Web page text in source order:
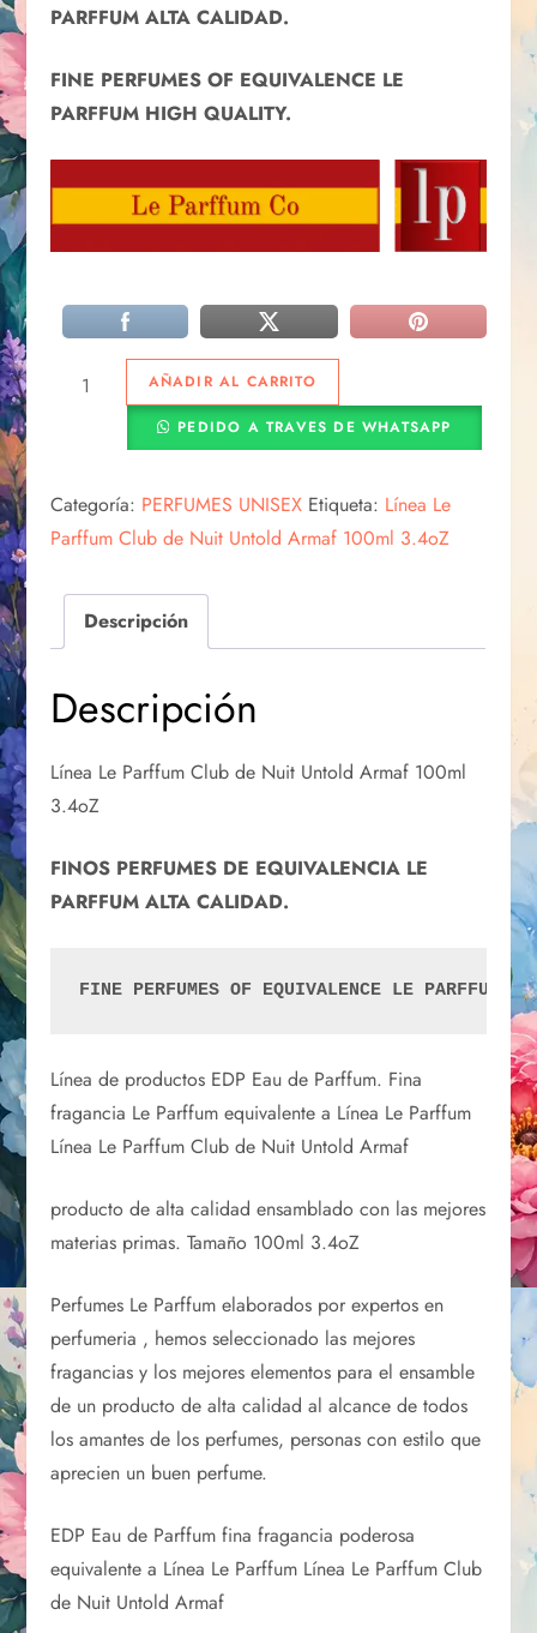
PARFFUM ALTA CALIDAD.
FINE PERFUMES OF EQUIVALENCE LE
PARFFUM HIGH QUALITY.
AÑADIR AL CARRITO
PEDIDO A TRAVES DE WHATSAPP
Categoría: PERFUMES UNISEX Etiqueta: Línea Le
Parffum Club de Nuit Untold Armaf 100ml 3.4oZ
Descripción
Descripción
Línea Le Parffum Club de Nuit Untold Armaf 100ml
3.4oZ
FINOS PERFUMES DE EQUIVALENCIA LE
PARFFUM ALTA CALIDAD.
FINE PERFUMES OF EQUIVALENCE LE PARFFUM
Línea de productos EDP Eau de Parffum. Fina
fragancia Le Parffum equivalente a Línea Le Parffum
Línea Le Parffum Club de Nuit Untold Armaf
producto de alta calidad ensamblado con las mejores
materias primas. Tamaño 100ml 3.4oZ
Perfumes Le Parffum elaborados por expertos en
perfumeria , hemos seleccionado las mejores
fragancias y los mejores elementos para el ensamble
de un producto de alta calidad al alcance de todos
los amantes de los perfumes, personas con estilo que
aprecien un buen perfume.
EDP Eau de Parffum fina fragancia poderosa
equivalente a Línea Le Parffum Línea Le Parffum Club
de Nuit Untold Armaf